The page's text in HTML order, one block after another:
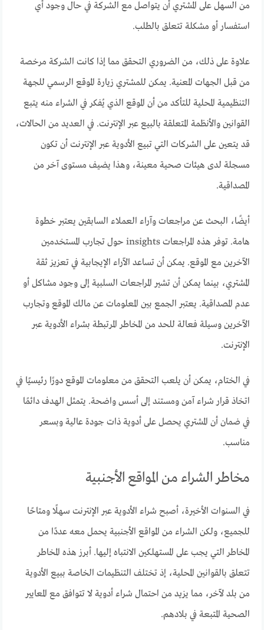
من السهل على المشتري أن يتواصل مع الشركة في حال وجود أي
استفسار أو مشكلة تتعلق بالطلب.
علاوة على ذلك، من الضروري التحقق مما إذا كانت الشركة مرخصة
من قبل الجهات المعنية. يمكن للمشتري زيارة الموقع الرسمي للجهة
التنظيمية المحلية للتأكد من أن الموقع الذي يُفكر في الشراء منه يتبع
القوانين والأنظمة المتعلقة بالبيع عبر الإنترنت. في العديد من الحالات،
قد يتعين على الشركات التي تبيع الأدوية عبر الإنترنت أن تكون
مسجلة لدى هيئات صحية معينة، وهذا يضيف مستوى آخر من
المصداقية.
أيضًا، البحث عن مراجعات وآراء العملاء السابقين يعتبر خطوة
هامة. توفر هذه المراجعات insights حول تجارب المستخدمين
الآخرين مع الموقع. يمكن أن تساعد الآراء الإيجابية في تعزيز ثقة
المشتري، بينما يمكن أن تشير المراجعات السلبية إلى وجود مشاكل أو
عدم المصداقية. يعتبر الجمع بين المعلومات عن مالك الموقع وتجارب
الآخرين وسيلة فعالة للحد من المخاطر المرتبطة بشراء الأدوية عبر
الإنترنت.
في الختام، يمكن أن يلعب التحقق من معلومات الموقع دورًا رئيسيًا في
اتخاذ قرار شراء آمن ومستند إلى أسس واضحة. يتمثل الهدف دائمًا
في ضمان أن المشتري يحصل على أدوية ذات جودة عالية وبسعر
مناسب.
مخاطر الشراء من المواقع الأجنبية
في السنوات الأخيرة، أصبح شراء الأدوية عبر الإنترنت سهلًا ومتاحًا
للجميع، ولكن الشراء من المواقع الأجنبية يحمل معه عددًا من
المخاطر التي يجب على المستهلكين الانتباه إليها. أبرز هذه المخاطر
تتعلق بالقوانين المحلية، إذ تختلف التنظيمات الخاصة ببيع الأدوية
من بلد لآخر، مما يزيد من احتمال شراء أدوية لا تتوافق مع المعايير
الصحية المتبعة في بلادهم.